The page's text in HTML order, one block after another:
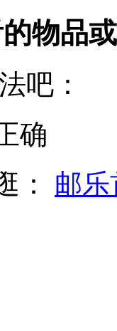
物品
吧：
确
：
邮